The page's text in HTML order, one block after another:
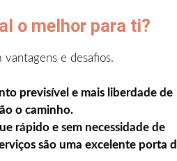
o melhor para ti?
e desafios.
previsível e mais liberdade de
o caminho.
rápido e sem necessidade de
são uma excelente porta